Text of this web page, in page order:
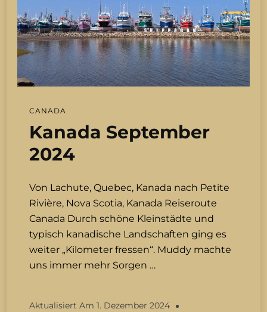
CANADA
Kanada September
2024
Von Lachute, Quebec, Kanada nach Petite
Rivière, Nova Scotia, Kanada Reiseroute
Canada Durch schöne Kleinstädte und
typisch kanadische Landschaften ging es
weiter „Kilometer fressen“. Muddy machte
uns immer mehr Sorgen …
Aktualisiert Am 1. Dezember 2024